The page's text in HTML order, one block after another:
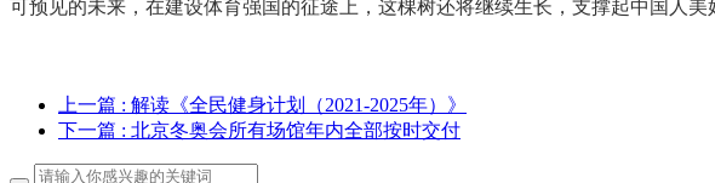
可预见的未来，在建设体育强国的征途上，这棵树还将继续生长，支撑起中国人
上一篇 : 解读《全民健身计划（2021-2025年）》
下一篇 : 北京冬奥会所有场馆年内全部按时交付